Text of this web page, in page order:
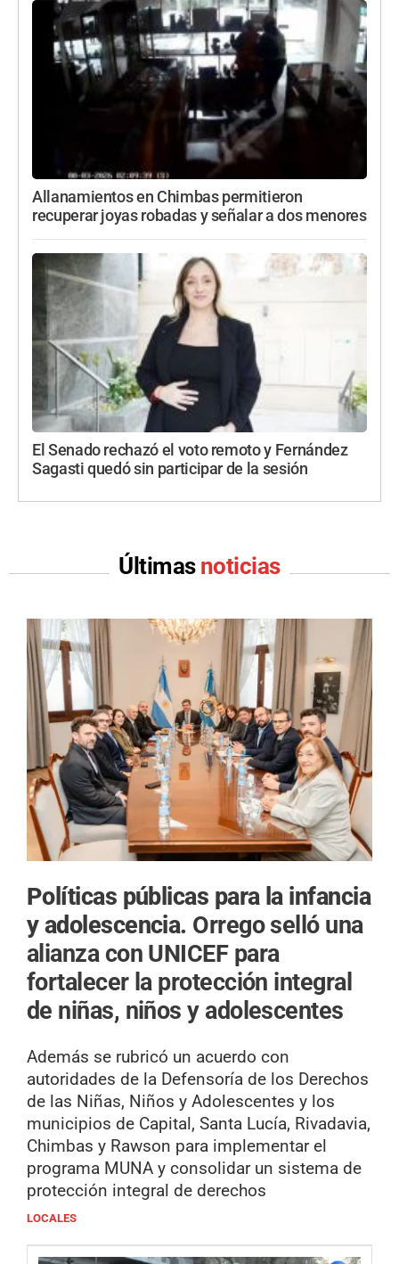
Allanamientos en Chimbas permitieron
recuperar joyas robadas y señalar a dos menores
El Senado rechazó el voto remoto y Fernández
Sagasti quedó sin participar de la sesión
Últimas noticias
Políticas públicas para la infancia
y adolescencia. Orrego selló una
alianza con UNICEF para
fortalecer la protección integral
de niñas, niños y adolescentes
Además se rubricó un acuerdo con
autoridades de la Defensoría de los Derechos
de las Niñas, Niños y Adolescentes y los
municipios de Capital, Santa Lucía, Rivadavia,
Chimbas y Rawson para implementar el
programa MUNA y consolidar un sistema de
protección integral de derechos
LOCALES